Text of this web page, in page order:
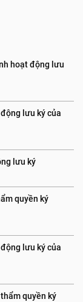
hoạt động lưu
lưu ký của
lưu ký
quyền ký
lưu ký của
quyền ký